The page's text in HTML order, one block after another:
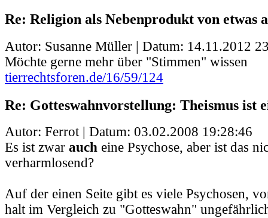
Re: Religion als Nebenprodukt von etwas
Autor: Susanne Müller | Datum: 14.11.2012
Möchte gerne mehr über "Stimmen" wissen
tierrechtsforen.de/16/59/124
Re: Gotteswahnvorstellung: Theismus ist
Autor: Ferrot | Datum: 03.02.2008 19:28:46
Es ist zwar auch eine Psychose, aber ist das
verharmlosend?
Auf der einen Seite gibt es viele Psychosen,
halt im Vergleich zu "Gotteswahn"